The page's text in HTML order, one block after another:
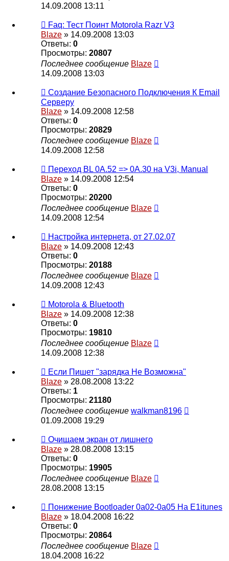
14.09.2008 13:11
Faq: Тест Поинт Motorola Razr V3
Blaze » 14.09.2008 13:03
Ответы: 0
Просмотры: 20807
Последнее сообщение Blaze
14.09.2008 13:03
Создание Безопасного Подключения К Email
Серверу
Blaze » 14.09.2008 12:58
Ответы: 0
Просмотры: 20829
Последнее сообщение Blaze
14.09.2008 12:58
Переход BL 0A.52 => 0A.30 на V3i, Manual
Blaze » 14.09.2008 12:54
Ответы: 0
Просмотры: 20200
Последнее сообщение Blaze
14.09.2008 12:54
Настройка интернета, от 27.02.07
Blaze » 14.09.2008 12:43
Ответы: 0
Просмотры: 20188
Последнее сообщение Blaze
14.09.2008 12:43
Motorola & Bluetooth
Blaze » 14.09.2008 12:38
Ответы: 0
Просмотры: 19810
Последнее сообщение Blaze
14.09.2008 12:38
Если Пишет "зарядка Не Возможна"
Blaze » 28.08.2008 13:22
Ответы: 1
Просмотры: 21180
Последнее сообщение walkman8196
01.09.2008 19:29
Очищаем экран от лишнего
Blaze » 28.08.2008 13:15
Ответы: 0
Просмотры: 19905
Последнее сообщение Blaze
28.08.2008 13:15
Понижение Bootloader 0a02-0a05 На Е1itunes
Blaze » 18.04.2008 16:22
Ответы: 0
Просмотры: 20864
Последнее сообщение Blaze
18.04.2008 16:22